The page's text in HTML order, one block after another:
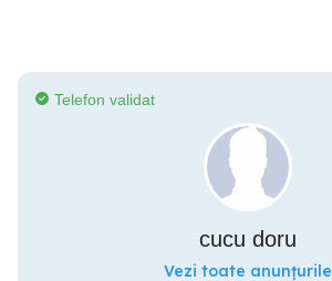
Telefon validat
cucu doru
Vezi toate anunțurile